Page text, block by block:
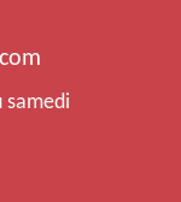
samedi